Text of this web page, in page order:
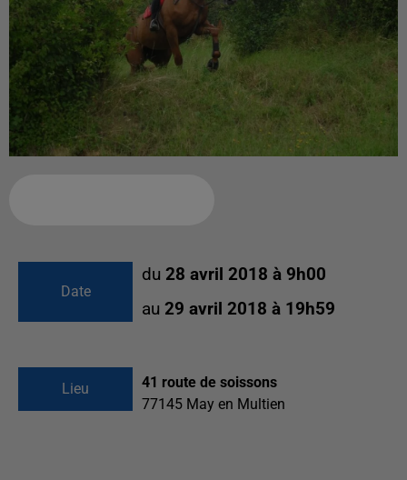
Date
du 28 avril 2018 à 9h00
au 29 avril 2018 à 19h59
Lieu
41 route de soissons
77145 May en Multien